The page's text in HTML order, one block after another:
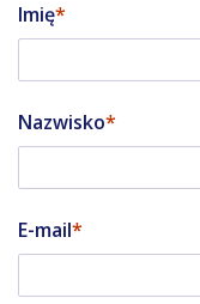
Imię
Nazwisko
E-mail